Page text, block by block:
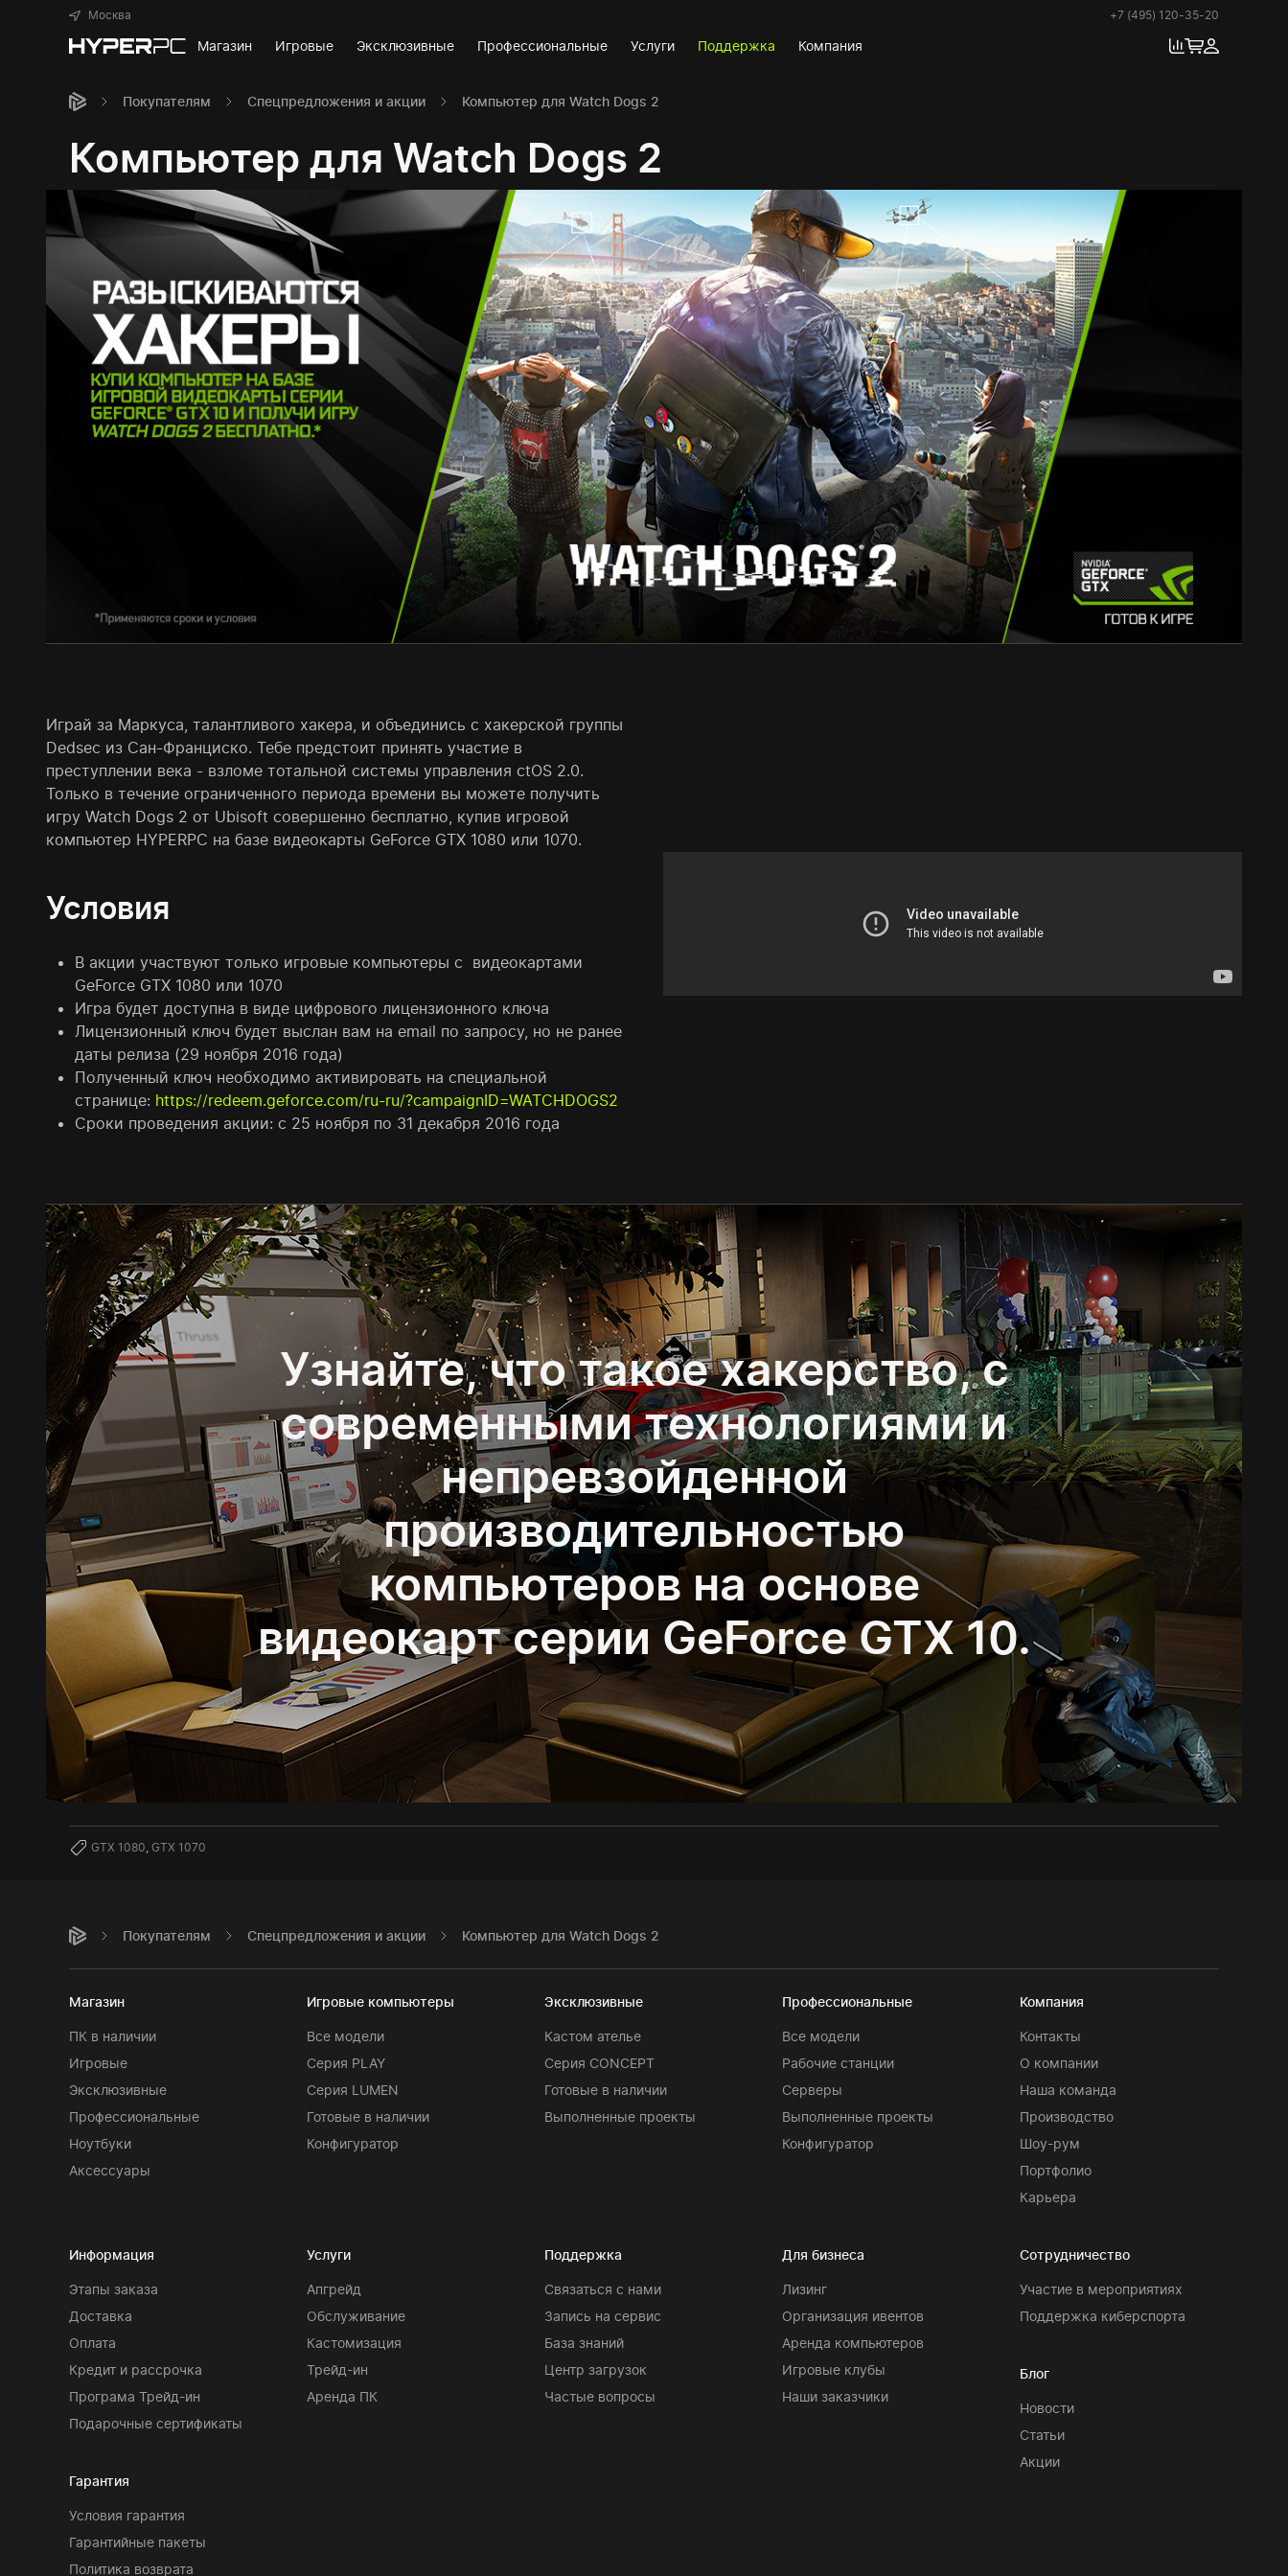
Москва +7 (495) 120-35-20
Магазин Игровые Эксклюзивные Профессиональные Услуги Поддержка Компания
Покупателям Спецпредложения и акции Компьютер для Watch Dogs 2
Компьютер для Watch Dogs 2
Играй за Маркуса, талантливого хакера, и объединись с хакерской группы
Dedsec из Сан-Франциско. Тебе предстоит принять участие в
преступлении века - взломе тотальной системы управления ctOS 2.0.
Только в течение ограниченного периода времени вы можете получить
игру Watch Dogs 2 от Ubisoft совершенно бесплатно, купив игровой
компьютер HYPERPC на базе видеокарты GeForce GTX 1080 или 1070.
Условия
В акции участвуют только игровые компьютеры с видеокартами
GeForce GTX 1080 или 1070
Игра будет доступна в виде цифрового лицензионного ключа
Лицензионный ключ будет выслан вам на email по запросу, но не ранее
даты релиза (29 ноября 2016 года)
Полученный ключ необходимо активировать на специальной
странице: https://redeem.geforce.com/ru-ru/?campaignID=WATCHDOGS2
Сроки проведения акции: с 25 ноября по 31 декабря 2016 года
Узнайте, что такое хакерство, с
современными технологиями и
непревзойденной
производительностью
компьютеров на основе
видеокарт серии GeForce GTX 10.
GTX 1080 GTX 1070
Покупателям Спецпредложения и акции Компьютер для Watch Dogs 2
Магазин
ПК в наличии
Игровые
Эксклюзивные
Профессиональные
Ноутбуки
Аксессуары
Игровые компьютеры
Все модели
Серия PLAY
Серия LUMEN
Готовые в наличии
Конфигуратор
Эксклюзивные
Кастом ателье
Серия CONCEPT
Готовые в наличии
Выполненные проекты
Профессиональные
Все модели
Рабочие станции
Серверы
Выполненные проекты
Конфигуратор
Компания
Контакты
О компании
Наша команда
Производство
Шоу-рум
Портфолио
Карьера
Информация
Этапы заказа
Доставка
Оплата
Кредит и рассрочка
Програма Трейд-ин
Подарочные сертификаты
Гарантия
Условия гарантия
Гарантийные пакеты
Политика возврата
Услуги
Апгрейд
Обслуживание
Кастомизация
Трейд-ин
Аренда ПК
Поддержка
Связаться с нами
Запись на сервис
База знаний
Центр загрузок
Частые вопросы
Для бизнеса
Лизинг
Организация ивентов
Аренда компьютеров
Игровые клубы
Наши заказчики
Сотрудничество
Участие в мероприятиях
Поддержка киберспорта
Блог
Новости
Статьи
Акции